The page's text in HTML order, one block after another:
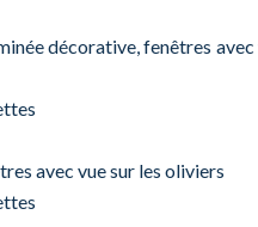
décorative, fenêtres
avec vue sur les oliviers